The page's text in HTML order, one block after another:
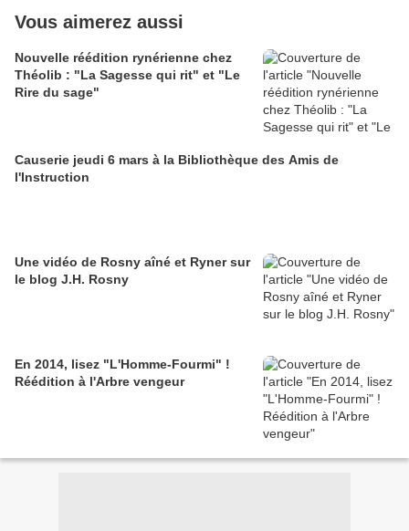
Vous aimerez aussi
Nouvelle réédition rynérienne chez
Théolib : "La Sagesse qui rit" et "Le
Rire du sage"
Causerie jeudi 6 mars à la Bibliothèque des Amis de
l'Instruction
Une vidéo de Rosny aîné et Ryner sur
le blog J.H. Rosny
En 2014, lisez "L'Homme-Fourmi" !
Réédition à l'Arbre vengeur